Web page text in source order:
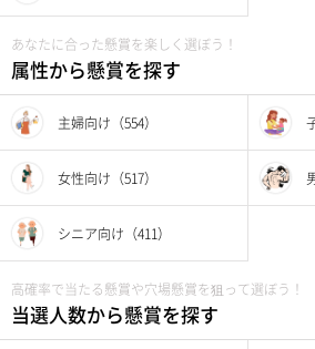
あなたに合った懸賞を楽しく選ぼう！
属性から懸賞を探す
主婦向け（554）
女性向け（517）
シニア向け（411）
高確率で当たる懸賞や穴場懸賞を狙って選ぼう！
当選人数から懸賞を探す